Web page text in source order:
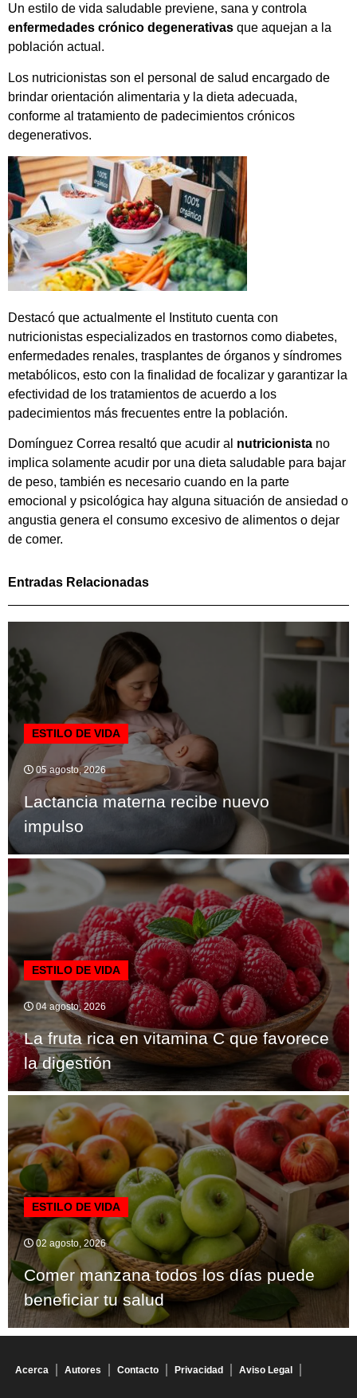
Un estilo de vida saludable previene, sana y controla
enfermedades crónico degenerativas que aquejan a la
población actual.
Los nutricionistas son el personal de salud encargado de
brindar orientación alimentaria y la dieta adecuada,
conforme al tratamiento de padecimientos crónicos
degenerativos.
Destacó que actualmente el Instituto cuenta con
nutricionistas especializados en trastornos como diabetes,
enfermedades renales, trasplantes de órganos y síndromes
metabólicos, esto con la finalidad de focalizar y garantizar la
efectividad de los tratamientos de acuerdo a los
padecimientos más frecuentes entre la población.
Domínguez Correa resaltó que acudir al nutricionista no
implica solamente acudir por una dieta saludable para bajar
de peso, también es necesario cuando en la parte
emocional y psicológica hay alguna situación de ansiedad o
angustia genera el consumo excesivo de alimentos o dejar
de comer.
Entradas Relacionadas
ESTILO DE VIDA
05 agosto, 2026
Lactancia materna recibe nuevo
impulso
ESTILO DE VIDA
04 agosto, 2026
La fruta rica en vitamina C que favorece
la digestión
ESTILO DE VIDA
02 agosto, 2026
Comer manzana todos los días puede
beneficiar tu salud
Acerca Autores Contacto Privacidad Aviso Legal